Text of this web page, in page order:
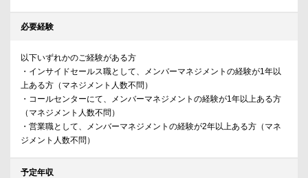
必要経験
以下いずれかのご経験がある方
・インサイドセールス職として、メンバーマネジメントの経験が1年以
上ある方（マネジメント人数不問）
・コールセンターにて、メンバーマネジメントの経験が1年以上ある方
（マネジメント人数不問）
・営業職として、メンバーマネジメントの経験が2年以上ある方（マネ
ジメント人数不問）
予定年収